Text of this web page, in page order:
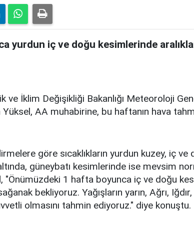
yurdun iç ve doğu kesimlerinde
ve İklim Değişikliği Bakanlığı Meteoroloji
Yüksel, AA muhabirine, bu haftanın hava
göre sıcaklıkların yurdun kuzey, iç
güneybatı kesimlerinde ise mevsim
"Önümüzdeki 1 hafta boyunca iç ve doğu
bekliyoruz. Yağışların yarın, Ağrı,
olmasını tahmin ediyoruz." diye konuştu.